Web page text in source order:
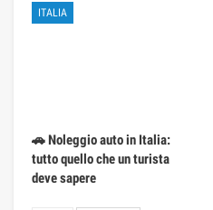
ITALIA
🚗 Noleggio auto in Italia:
tutto quello che un turista
deve sapere